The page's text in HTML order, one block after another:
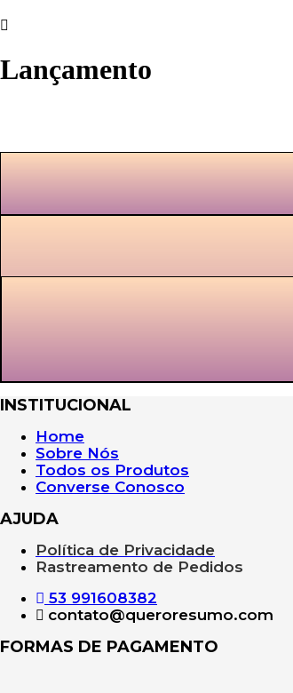
Lançamento
INSTITUCIONAL
Home
Sobre Nós
Todos os Produtos
Converse Conosco
AJUDA
Política de Privacidade
Rastreamento de Pedidos
53 991608382
contato@queroresumo.com
FORMAS DE PAGAMENTO